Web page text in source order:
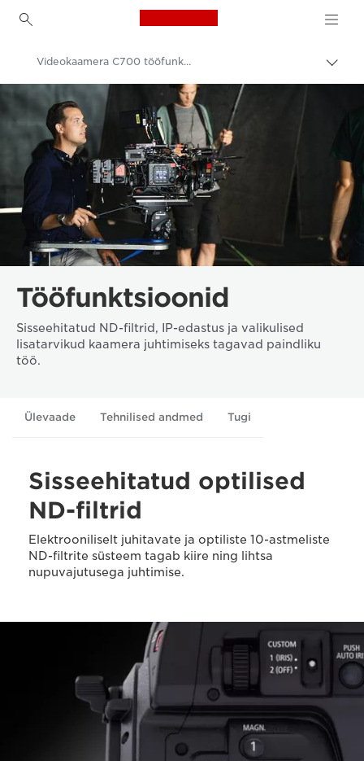
Canon Logo, back to
Lülita
Canon
Videokaamera C700 tööfunktsioonid
Tööfunktsioonid
Sisseehitatud ND-filtrid, IP-edastus ja valikulised
lisatarvikud kaamera juhtimiseks tagavad paindliku
töö.
Ülevaade Tehnilised andmed Tugi
Sisseehitatud optilised
ND-filtrid
Elektrooniliselt juhitavate ja optiliste 10-astmeliste
ND-filtrite süsteem tagab kiire ning lihtsa
nupuvajutusega juhtimise.